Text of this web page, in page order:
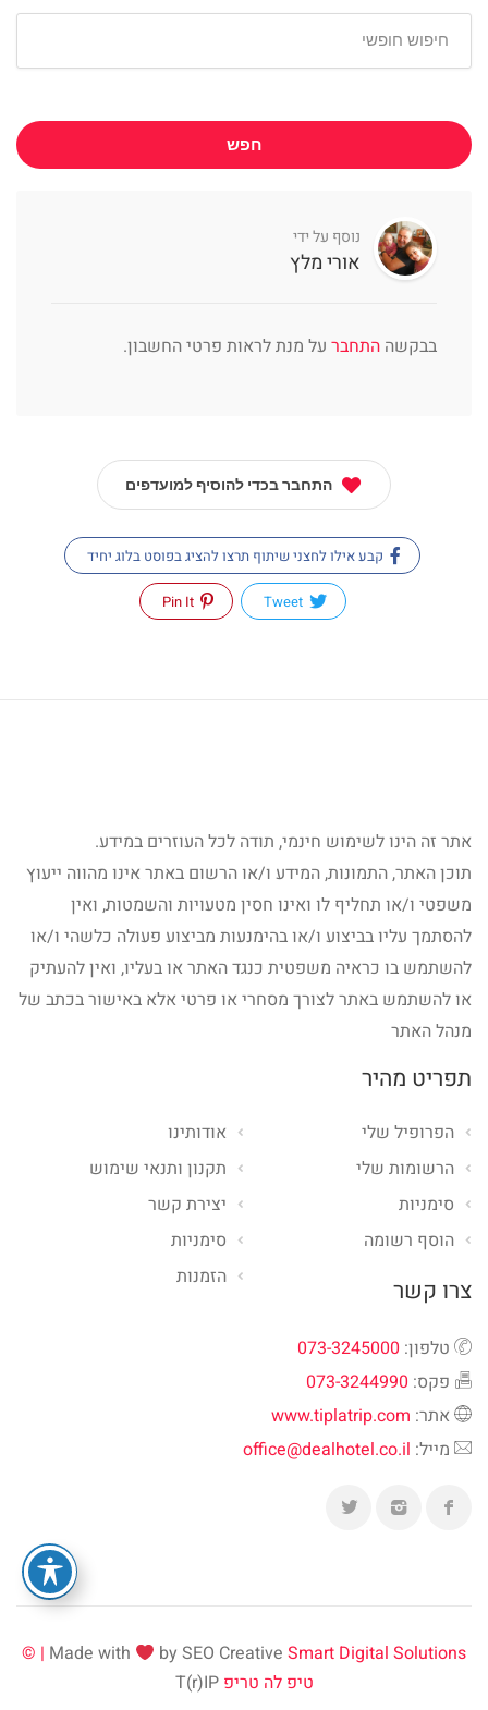
חפש
נוסף על ידי
אורי מלץ
בבקשה התחבר על מנת לראות פרטי החשבון.
התחבר בכדי להוסיף למועדפים
קבע אילו לחצני שיתוף תרצו להציג בפוסט בלוג יחיד
Tweet
Pin It
אתר זה הינו לשימוש חינמי, תודה לכל העוזרים במידע.
תוכן האתר, התמונות, המידע ו/או הרשום באתר אינו מהווה ייעוץ
משפטי ו/או תחליף לו ואינו חסין מטעויות והשמטות, ואין
להסתמך עליו בביצוע ו/או בהימנעות מביצוע פעולה כלשהי ו/או
להשתמש בו כראיה משפטית כנגד האתר או בעליו, ואין להעתיק
או להשתמש באתר לצורך מסחרי או פרטי אלא באישור בכתב של
מנהל האתר
תפריט מהיר
אודותינו
תקנון ותנאי שימוש
יצירת קשר
סימניות
הזמנות
הפרופיל שלי
הרשומות שלי
סימניות
הוסף רשומה
צרו קשר
טלפון: 073-3245000
פקס: 073-3244990
אתר: www.tiplatrip.com
מייל: office@dealhotel.co.il
Made with by SEO CreativeSmart Digital Solutions | ©
טיפ לה טריפ T(r)IP